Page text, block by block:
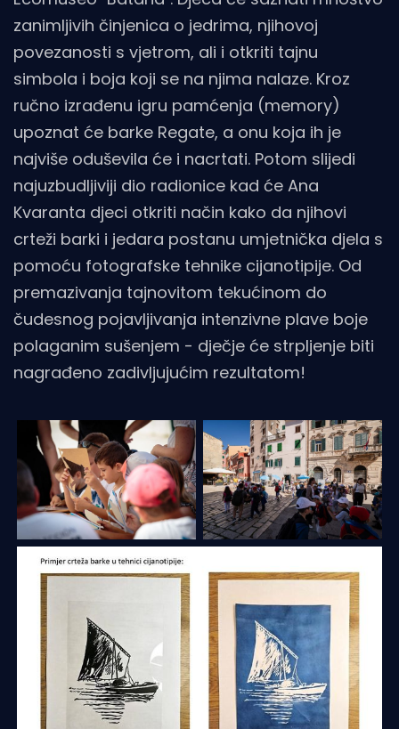
zanimljivih činjenica o jedrima, njihovoj
povezanosti s vjetrom, ali i otkriti tajnu
simbola i boja koji se na njima nalaze. Kroz
ručno izrađenu igru pamćenja (memory)
upoznat će barke Regate, a onu koja ih je
najviše oduševila će i nacrtati. Potom slijedi
najuzbudljiviji dio radionice kad će Ana
Kvaranta djeci otkriti način kako da njihovi
crteži barki i jedara postanu umjetnička djela s
pomoću fotografske tehnike cijanotipije. Od
premazivanja tajnovitom tekućinom do
čudesnog pojavljivanja intenzivne plave boje
polaganim sušenjem - dječje će strpljenje biti
nagrađeno zadivljujućim rezultatom!